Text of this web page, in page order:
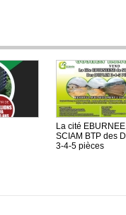
La cité
SCIAM BTP des
3-4-5 pièces